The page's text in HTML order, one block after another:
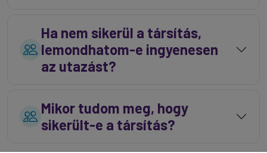
Ha nem sikerül a társítás,
lemondhatom-e ingyenesen
az utazást?
Mikor tudom meg, hogy
sikerült-e a társítás?